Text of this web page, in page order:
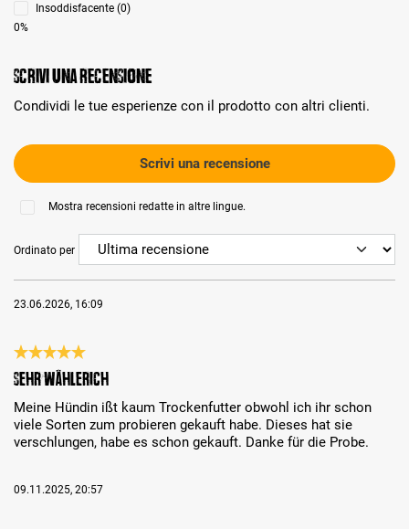
Insoddisfacente (0)
0%
Scrivi una recensione
Condividi le tue esperienze con il prodotto con altri clienti.
Scrivi una recensione
Mostra recensioni redatte in altre lingue.
Ordinato per
23.06.2026, 16:09
Recensione con valutazione di 5 su 5 stelle
Sehr wählerich
Meine Hündin ißt kaum Trockenfutter obwohl ich ihr schon
viele Sorten zum probieren gekauft habe. Dieses hat sie
verschlungen, habe es schon gekauft. Danke für die Probe.
09.11.2025, 20:57